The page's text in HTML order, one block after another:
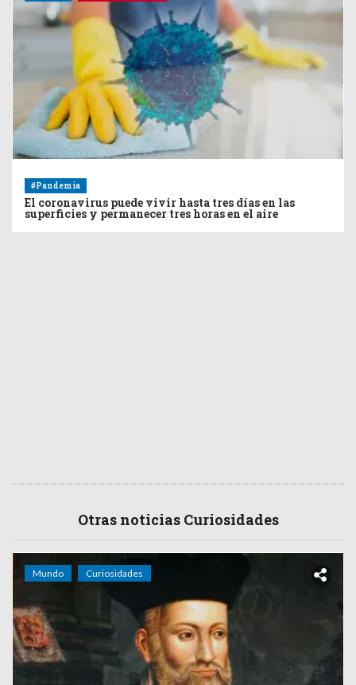
#Pandemia
El coronavirus puede vivir hasta tres días en las
superficies y permanecer tres horas en el aire
Otras noticias Curiosidades
Mundo Curiosidades